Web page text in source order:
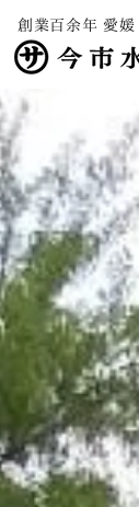
創業百余年 愛媛